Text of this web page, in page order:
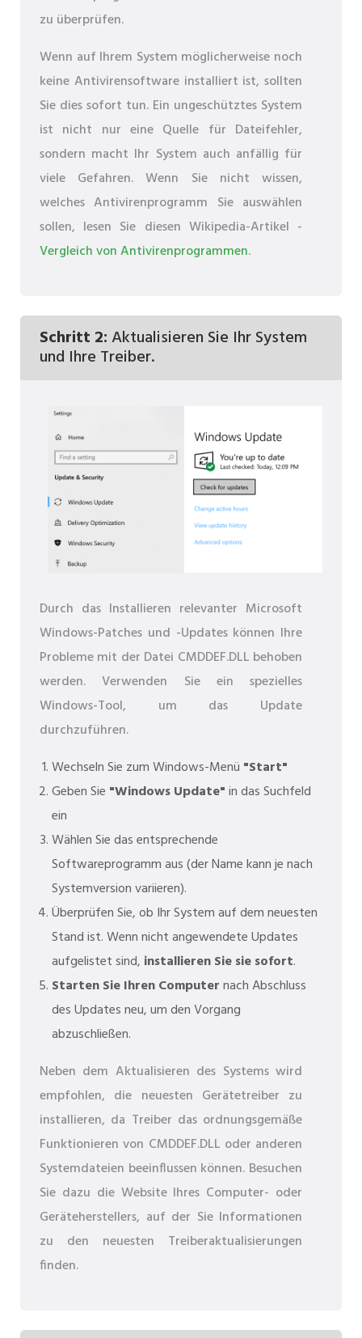
zu überprüfen.
Wenn auf Ihrem System möglicherweise noch
keine Antivirensoftware installiert ist, sollten
Sie dies sofort tun. Ein ungeschütztes System
ist nicht nur eine Quelle für Dateifehler,
sondern macht Ihr System auch anfällig für
viele Gefahren. Wenn Sie nicht wissen,
welches Antivirenprogramm Sie auswählen
sollen, lesen Sie diesen Wikipedia-Artikel -
Vergleich von Antivirenprogrammen.
Schritt 2:Aktualisieren Sie Ihr System
und Ihre Treiber.
Durch das Installieren relevanter Microsoft
Windows-Patches und -Updates können Ihre
Probleme mit der Datei CMDDEF.DLL behoben
werden. Verwenden Sie ein spezielles
Windows-Tool, um das Update
durchzuführen.
Wechseln Sie zum Windows-Menü "Start"
Geben Sie "Windows Update"in das Suchfeld
ein
Wählen Sie das entsprechende
Softwareprogramm aus (der Name kann je nach
Systemversion variieren).
Überprüfen Sie, ob Ihr System auf dem neuesten
Stand ist. Wenn nicht angewendete Updates
aufgelistet sind, installieren Sie sie sofort.
Starten Sie Ihren Computernach Abschluss
des Updates neu, um den Vorgang
abzuschließen.
Neben dem Aktualisieren des Systems wird
empfohlen, die neuesten Gerätetreiber zu
installieren, da Treiber das ordnungsgemäße
Funktionieren von CMDDEF.DLL oder anderen
Systemdateien beeinflussen können. Besuchen
Sie dazu die Website Ihres Computer- oder
Geräteherstellers, auf der Sie Informationen
zu den neuesten Treiberaktualisierungen
finden.